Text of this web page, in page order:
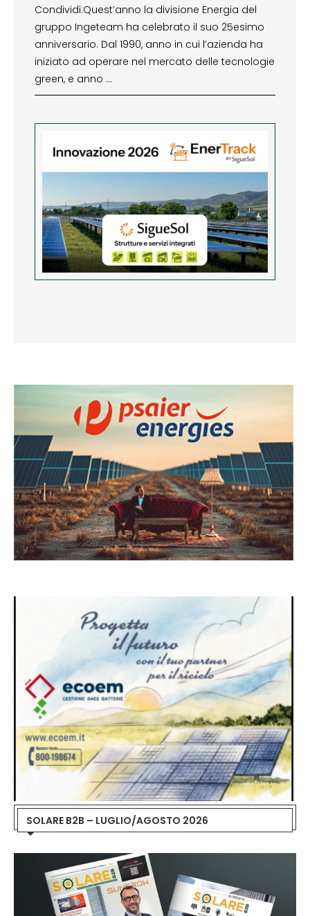
Condividi:Quest’anno la divisione Energia del
gruppo Ingeteam ha celebrato il suo 25esimo
anniversario. Dal 1990, anno in cui l’azienda ha
iniziato ad operare nel mercato delle tecnologie
green, e anno …
SOLARE B2B – LUGLIO/AGOSTO 2026